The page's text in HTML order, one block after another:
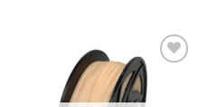
Aggiungi
alla lista